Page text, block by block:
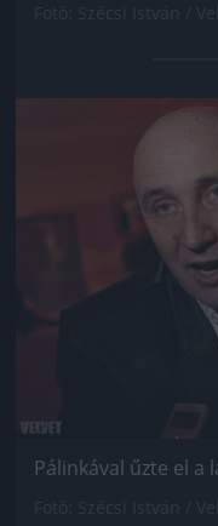
Pálinkával űzte el a